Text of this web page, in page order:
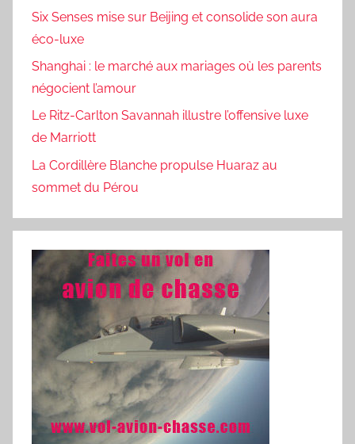
Six Senses mise sur Beijing et consolide son aura
éco-luxe
Shanghai : le marché aux mariages où les parents
négocient l’amour
Le Ritz-Carlton Savannah illustre l’offensive luxe
de Marriott
La Cordillère Blanche propulse Huaraz au
sommet du Pérou